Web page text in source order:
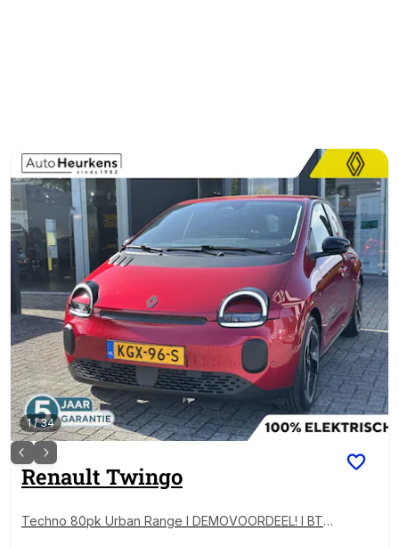
1/34
Renault Twingo
Techno 80pk Urban Range l DEMOVOORDEEL! l BTW